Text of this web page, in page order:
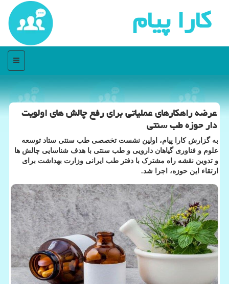
كارا پیام
منو
عرضه راهکارهای عملیاتی برای رفع چالش های اولویت
دار حوزه طب سنتی
به گزارش کارا پیام، اولین نشست تخصصی طب سنتی ستاد توسعه
علوم و فناوری گیاهان دارویی و طب سنتی با هدف شناسایی چالش ها
و تدوین نقشه راه مشترک با دفتر طب ایرانی وزارت بهداشت برای
ارتقاء این حوزه، اجرا شد.